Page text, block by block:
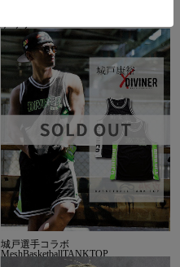
アップ
城戸選手コラボ
MeshBasketballTANKTOP